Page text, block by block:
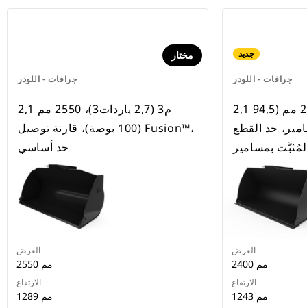
جرافات - اللودر
مختار
2,1 م3 (2,7 ياردات3)، 2550 مم
(100 بوصة)، قارنة توصيل Fusion™،
حد أساسي
العرض
2550 مم
الارتفاع
1289 مم
جديد
جرافات - اللودر
2,1 م3 (2,6 ياردة3)، 2400 مم (94,5
حد القطع
بمسامير
العرض
2400 مم
الارتفاع
1243 مم